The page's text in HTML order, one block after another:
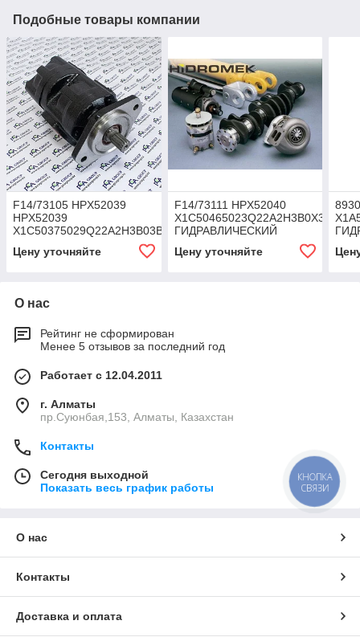
Подобные товары компании
F14/73105 HPX52039
HPX52039
X1C50375029Q22A2H3B03BC
НАСОС HIDROMEK
Цену уточняйте
F14/73111 HPX52040
X1C50465023Q22A2H3B0X3BC
ГИДРАВЛИЧЕСКИЙ
НАСОС HIDROMEK 102S-
102B ( UPGRADE OF
Цену уточняйте
О нас
Рейтинг не сформирован
Менее 5 отзывов за последний год
Работает с 12.04.2011
г. Алматы
пр.Суюнбая,153, Алматы, Казахстан
Контакты
Сегодня выходной
Показать весь график работы
О нас
Контакты
Доставка и оплата
КНОПКА
СВЯЗИ